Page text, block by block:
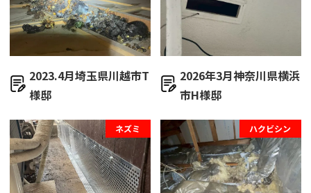
2023.4月埼玉県川越市T
様邸
2026年3月神奈川県横浜
市H様邸
ネズミ ハクビシン